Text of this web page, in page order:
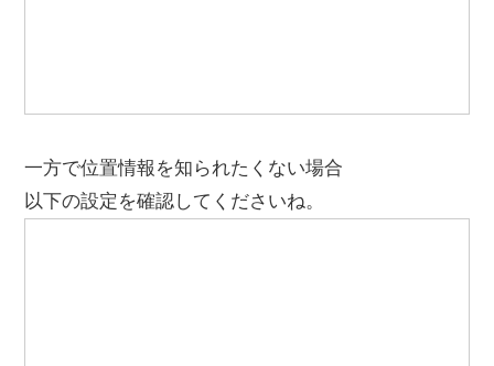
一方で位置情報を知られたくない場合
以下の設定を確認してくださいね。